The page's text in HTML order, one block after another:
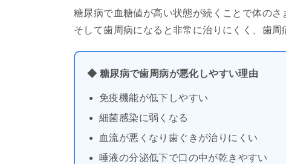
糖尿病で血糖値が高い状態が続くことで体の
そして歯周病になると非常に治りにくく、歯周
◆ 糖尿病で歯周病が悪化しやすい理由
免疫機能が低下しやすい
細菌感染に弱くなる
血流が悪くなり歯ぐきが治りにくい
唾液の分泌低下で口の中が乾きやすい